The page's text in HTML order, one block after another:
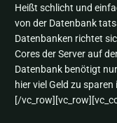
Heißt schlicht und
von der Datenbank
Datenbanken richtet
Cores der Server auf
Datenbank benötigt
hier viel Geld zu
[/